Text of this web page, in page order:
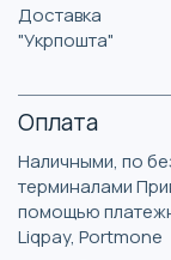
Доставка
"Укрпошта"
Оплата
Наличными, по
терминалами
помощью
Liqpay, Portmone